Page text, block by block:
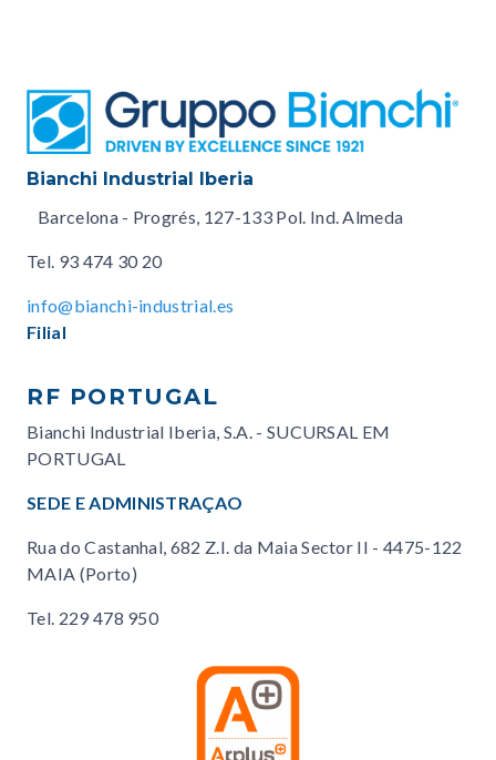
Bianchi Industrial Iberia
Barcelona - Progrés, 127-133 Pol. Ind. Almeda
Tel. 93 474 30 20
info@bianchi-industrial.es
Filial
RF PORTUGAL
Bianchi Industrial Iberia, S.A. - SUCURSAL EM
PORTUGAL
SEDE E ADMINISTRAÇAO
Rua do Castanhal, 682 Z.I. da Maia Sector II - 4475-122
MAIA (Porto)
Tel. 229 478 950